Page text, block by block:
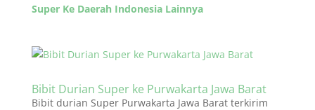
Super Ke Daerah Indonesia Lainnya
Bibit Durian Super ke Purwakarta Jawa Barat
Bibit durian Super Purwakarta Jawa Barat terkirim